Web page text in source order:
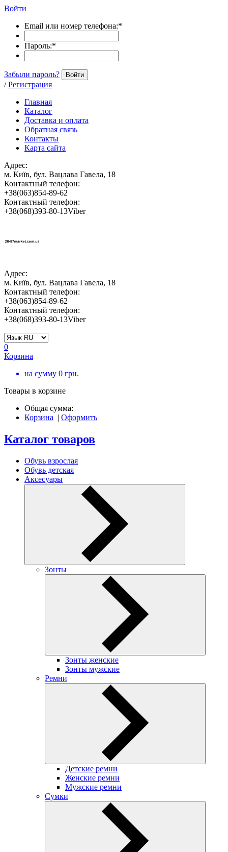
Войти
Email или номер телефона:*
Пароль:*
Забыли пароль? Войти
/ Регистрация
Главная
Каталог
Доставка и оплата
Обратная связь
Контакты
Карта сайта
Адрес:
м. Київ, бул. Вацлава Гавела, 18
Контактный телефон:
+38(063)854-89-62
Контактный телефон:
+38(068)393-80-13Viber
Адрес:
м. Київ, бул. Вацлава Гавела, 18
Контактный телефон:
+38(063)854-89-62
Контактный телефон:
+38(068)393-80-13Viber
0
Корзина
на сумму 0 грн.
Товары в корзине
Общая сумма:
Корзина | Оформить
Каталог товаров
Обувь взрослая
Обувь детская
Аксесуары
Зонты
Зонты женские
Зонты мужские
Ремни
Детские ремни
Женские ремни
Мужские ремни
Сумки